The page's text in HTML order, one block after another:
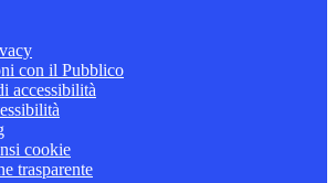
con il Pubblico
accessibilità
cookie
trasparente